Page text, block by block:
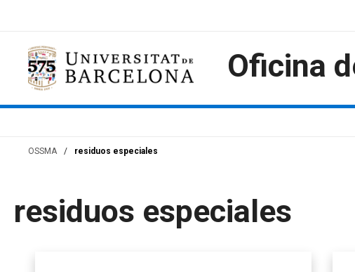
Oficina
OSSMA / residuos especiales
residuos especiales